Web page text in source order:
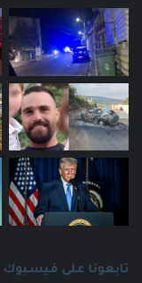
تابعونا على فيسبوك